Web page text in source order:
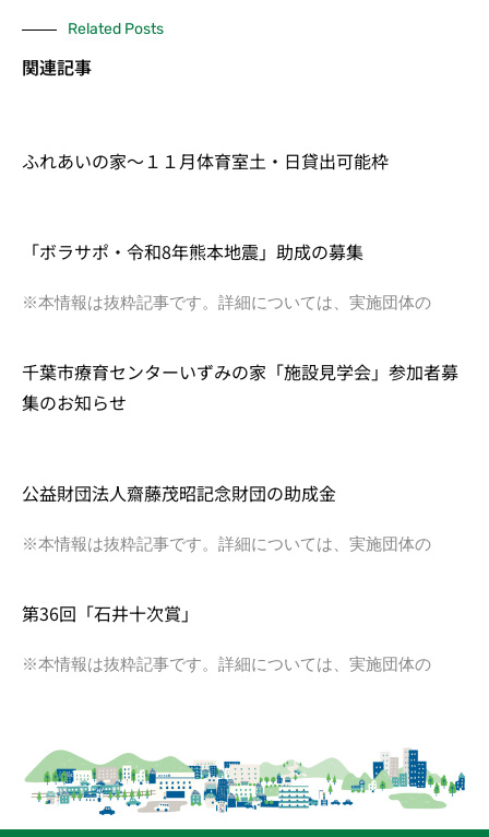
Related Posts
関連記事
ふれあいの家～１１月体育室土・日貸出可能枠
「ボラサポ・令和8年熊本地震」助成の募集
※本情報は抜粋記事です。詳細については、実施団体の
千葉市療育センターいずみの家「施設見学会」参加者募
集のお知らせ
公益財団法人齋藤茂昭記念財団の助成金
※本情報は抜粋記事です。詳細については、実施団体の
第36回「石井十次賞」
※本情報は抜粋記事です。詳細については、実施団体の